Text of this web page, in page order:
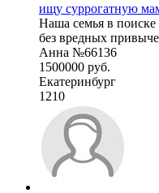
ищу суррогатную
Наша семья в поиске
без вредных
Анна №66136
1500000 руб.
Екатеринбург
1210